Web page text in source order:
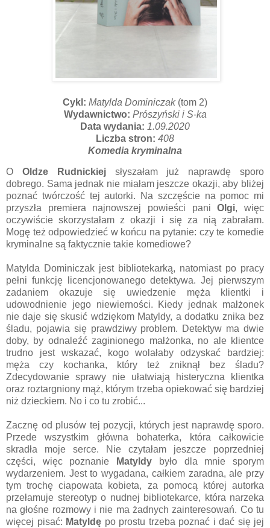
Cykl: Matylda Dominiczak (tom 2)
Wydawnictwo: Prószyński i S-ka
Data wydania: 1.09.2020
Liczba stron: 408
Komedia kryminalna
O Oldze Rudnickiejsłyszałam już naprawdę sporo
dobrego. Sama jednak nie miałam jeszcze okazji, aby bliżej
poznać twórczość tej autorki. Na szczęście na pomoc mi
przyszła premiera najnowszej powieści paniOlgi, więc
oczywiście skorzystałam z okazji i się za nią zabrałam.
Mogę też odpowiedzieć w końcu na pytanie: czy te komedie
kryminalne są faktycznie takie komediowe?
Matylda Dominiczak jest bibliotekarką, natomiast po pracy
pełni funkcję licencjonowanego detektywa. Jej pierwszym
zadaniem okazuje się uwiedzenie męża klientki i
udowodnienie jego niewierności. Kiedy jednak małżonek
nie daje się skusić wdziękom Matyldy, a dodatku znika bez
śladu, pojawia się prawdziwy problem. Detektyw ma dwie
doby, by odnaleźć zaginionego małżonka, no ale klientce
trudno jest wskazać, kogo wolałaby odzyskać bardziej:
męża czy kochanka, który też zniknął bez śladu?
Zdecydowanie sprawy nie ułatwiają histeryczna klientka
oraz roztargniony mąż, którym trzeba opiekować się bardziej
niż dzieckiem. No i co tu zrobić...
Zacznę od plusów tej pozycji, których jest naprawdę sporo.
Przede wszystkim główna bohaterka, która całkowicie
skradła moje serce. Nie czytałam jeszcze poprzedniej
części, więc poznanie
Matyldy
było dla mnie sporym
wydarzeniem. Jest to wygadana, całkiem zaradna, ale przy
tym trochę ciapowata kobieta, za pomocą której autorka
przełamuje stereotyp o nudnej bibliotekarce, która narzeka
na głośne rozmowy i nie ma żadnych zainteresowań. Co tu
więcej pisać: Matyldę po prostu trzeba poznać i dać się jej